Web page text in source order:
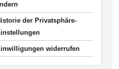
der Privatsphäre-
widerrufen